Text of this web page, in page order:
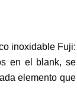
inoxidable Fuji:
en el blank, se
elemento que